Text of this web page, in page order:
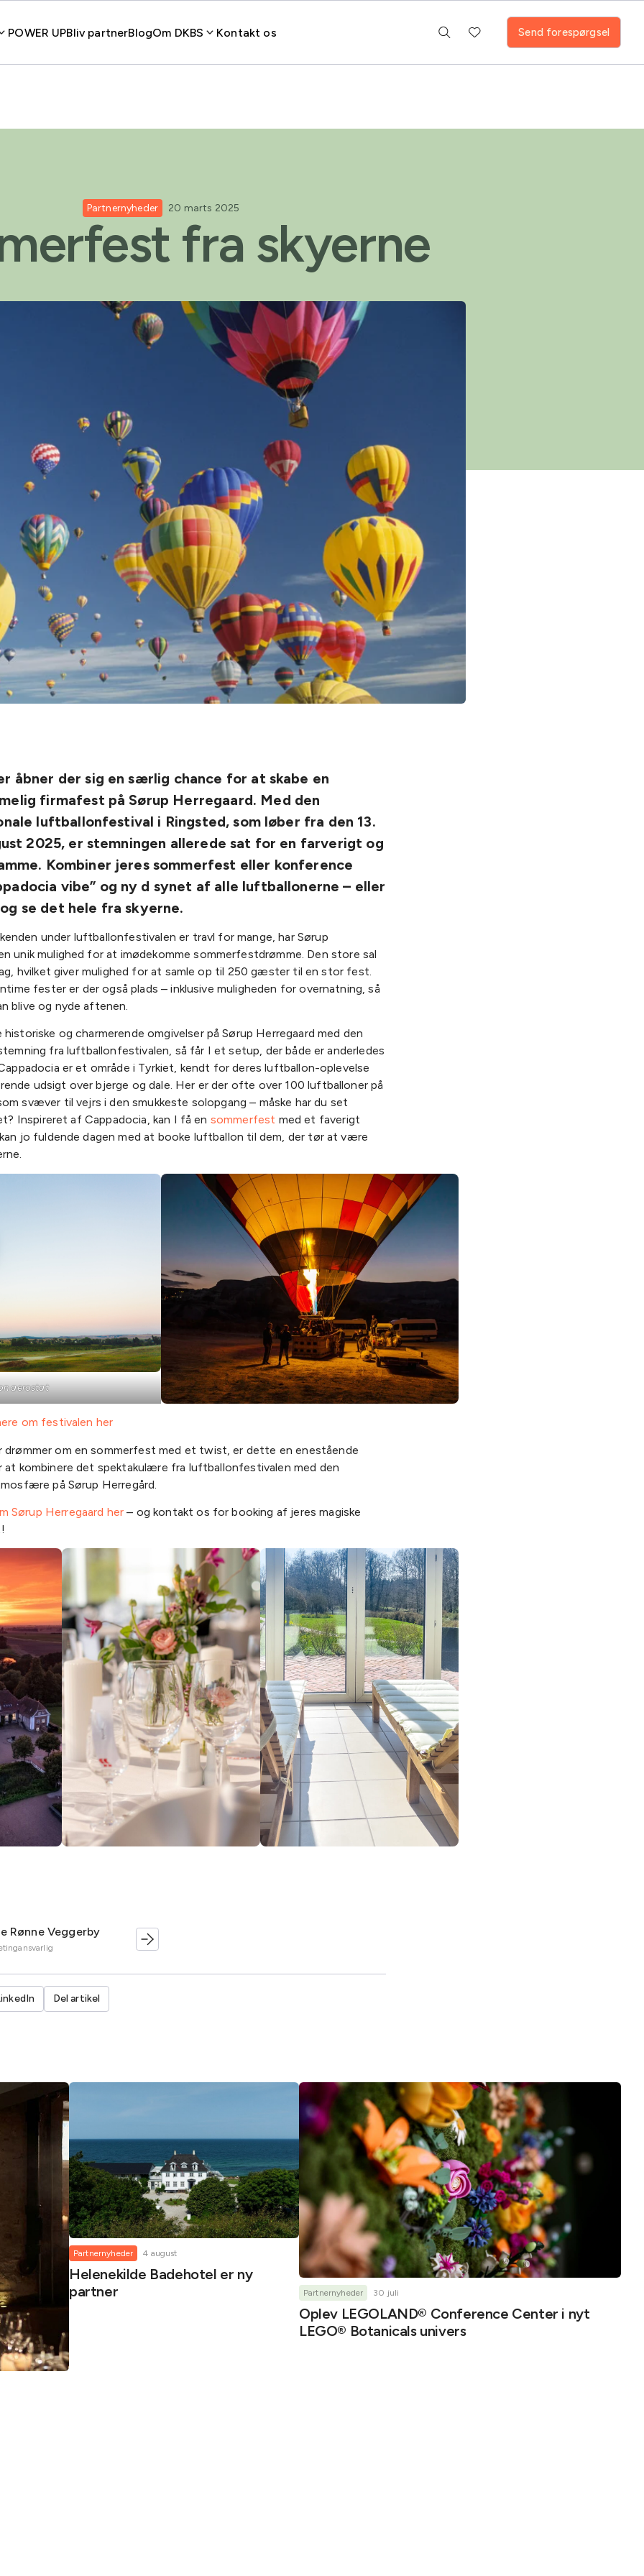
POWER UPBliv partnerBlogOm DKBS Kontakt os Send forespørgsel
Partnernyheder 20 marts 2025
fra skyerne
åbner der sig en særlig chance for at skabe en
firmafest på Sørup Herregaard. Med den
luftballonfestival i Ringsted, som løber fra den 13.
2025, er stemningen allerede sat for en farverigt og
Kombiner jeres sommerfest eller konference
vibe” og ny d synet af alle luftballonerne – eller
se det hele fra skyerne.
under luftballonfestivalen er travl for mange, har Sørup
unik mulighed for at imødekomme sommerfestdrømme. Den store sal
hvilket giver mulighed for at samle op til 250 gæster til en stor fest.
fester er der også plads – inklusive muligheden for overnatning, så
blive og nyde aftenen.
historiske og charmerende omgivelser på Sørup Herregaard med den
fra luftballonfestivalen, så får I et setup, der både er anderledes
er et område i Tyrkiet, kendt for deres luftballon-oplevelse
udsigt over bjerge og dale. Her er der ofte over 100 luftballoner på
svæver til vejrs i den smukkeste solopgang – måske har du set
Inspireret af Cappadocia, kan I få en sommerfest med et faverigt
jo fuldende dagen med at booke luftballon til dem, der tør at være
aerostat
om festivalen her
drømmer om en sommerfest med et twist, er dette en enestående
at kombinere det spektakulære fra luftballonfestivalen med den
på Sørup Herregård.
Sørup Herregaard her– og kontakt os for booking af jeres magiske
Rønne Veggerby
Del artikel
Partnernyheder 4 august
Helenekilde Badehotel er ny
partner
Partnernyheder 30 juli
Oplev LEGOLAND® Conference Center i nyt
LEGO® Botanicals univers